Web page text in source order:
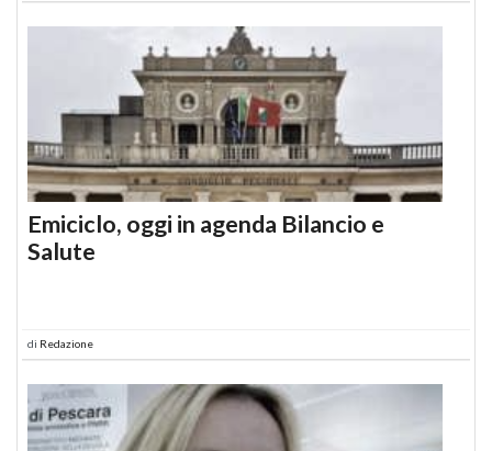
Emiciclo, oggi in agenda Bilancio e
Salute
di Redazione